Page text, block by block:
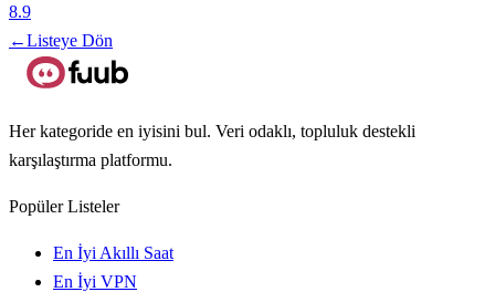
8.9
←Listeye Dön
Her kategoride en iyisini bul. Veri odaklı, topluluk destekli
karşılaştırma platformu.
Popüler Listeler
En İyi Akıllı Saat
En İyi VPN